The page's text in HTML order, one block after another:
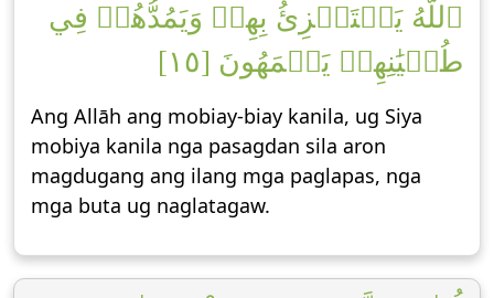
ٱللَّهُ يَسۡتَهۡزِئُ بِهِمۡ وَيَمُدُّهُمۡ فِي
طُغۡيَٰنِهِمۡ يَعۡمَهُونَ [١٥]
Ang Allāh ang mobiay-biay kanila, ug Siya
mobiya kanila nga pasagdan sila aron
magdugang ang ilang mga paglapas, nga
mga buta ug naglatagaw.